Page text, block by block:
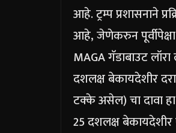
आहे.ट्रम्प प्रशासनाने
आहे, जेणेकरुन
MAGA गॅडाबाउट
दशलक्ष बेकायदेशीर
टक्के असेल) चा दावा हा
25 दशलक्ष